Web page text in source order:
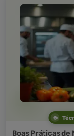
Boas Práticas de